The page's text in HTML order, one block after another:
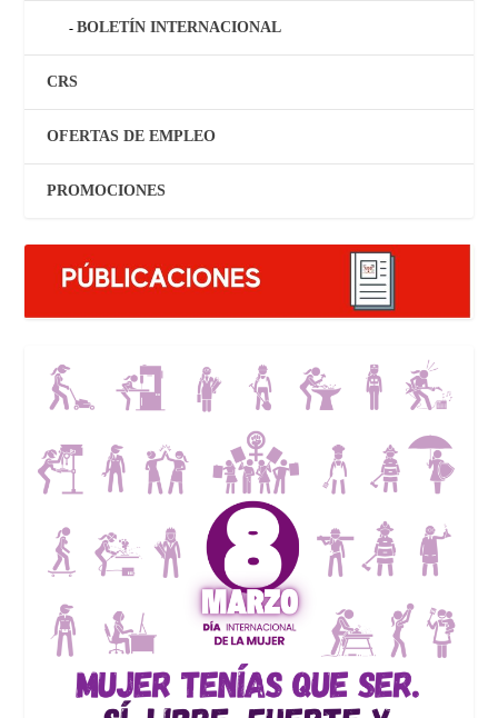
BOLETÍN INTERNACIONAL
CRS
OFERTAS DE EMPLEO
PROMOCIONES